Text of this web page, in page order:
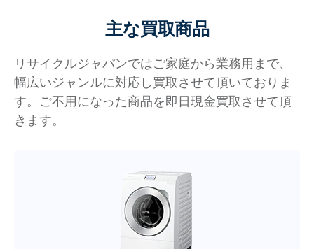
主な買取商品
リサイクルジャパンではご家庭から業務用まで、
幅広いジャンルに対応し買取させて頂いておりま
す。ご不用になった商品を即日現金買取させて頂
きます。